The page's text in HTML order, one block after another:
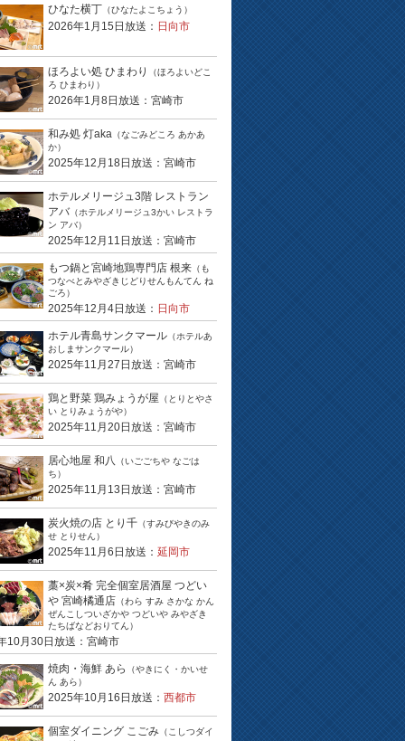
ひなた横丁 （ひなたよこちょう）
2026年1月15日放送： 日向市
ほろよい処 ひまわり
（ほろよいどこ
ろ ひまわり）
2026年1月8日放送：宮崎市
和み処 灯aka （なごみどころ あかあ
か）
2025年12月18日放送：宮崎市
ホテルメリージュ3階 レストラン
アバ（ホテルメリージュ3かい レストラ
ン アバ）
2025年12月11日放送：宮崎市
もつ鍋と宮崎地鶏専門店 根来 （も
つなべとみやざきじどりせんもんてん ね
ごろ）
2025年12月4日放送： 日向市
ホテル青島サンクマール （ホテルあ
おしまサンクマール）
2025年11月27日放送：宮崎市
鶏と野菜 鶏みょうが屋 （とりとやさ
い とりみょうがや）
2025年11月20日放送：宮崎市
居心地屋 和八 （いごごちや なごは
ち）
2025年11月13日放送：宮崎市
炭火焼の店 とり千 （すみびやきのみ
せ とりせん）
2025年11月6日放送： 延岡市
藁×炭×肴 完全個室居酒屋 つどい
や 宮崎橘通店 （わら すみ さかな かん
ぜんこしついざかや つどいや みやざき
たちばなどおりてん）
10月30日放送：宮崎市
焼肉・海鮮 あら
（やきにく・かいせ
ん あら）
2025年10月16日放送： 西都市
個室ダイニング こごみ （こしつダイ